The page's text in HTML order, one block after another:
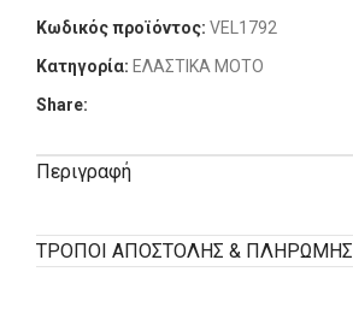
Κωδικός προϊόντος: VEL1792
Κατηγορία: ΕΛΑΣΤΙΚΑ MOTO
Share:
Περιγραφή
ΤΡΟΠΟΙ ΑΠΟΣΤΟΛΗΣ & ΠΛΗΡΩΜΗΣ